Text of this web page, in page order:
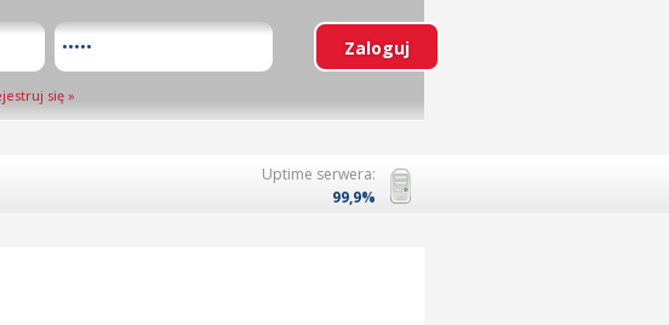
się»
Uptime serwera:
99,9%